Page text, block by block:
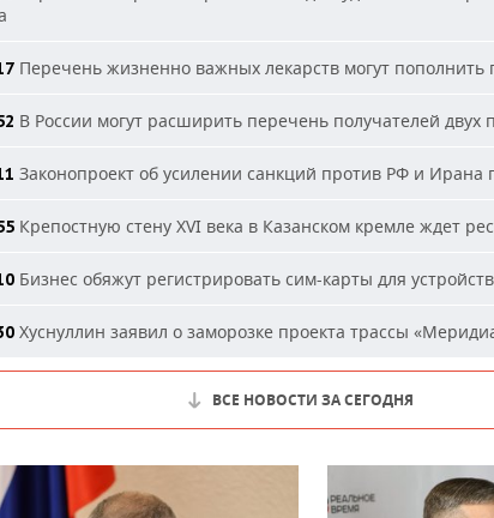
Перечень жизненно важных лекарств могут пополнить
В России могут расширить перечень получателей двух
Законопроект об усилении санкций против РФ и
Крепостную стену XVI века в Казанском кремле ждет
Бизнес обяжут регистрировать сим-карты для устройств
Хуснуллин заявил о заморозке проекта трассы
ВСЕ НОВОСТИ ЗА СЕГОДНЯ